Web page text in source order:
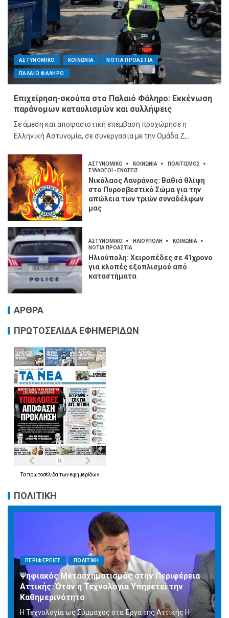
ΑΣΤΥΝΟΜΙΚΟ ΚΟΙΝΩΝΙΑ ΝΟΤΙΑ ΠΡΟΑΣΤΙΑ
ΠΑΛΑΙΟ ΦΑΛΗΡΟ
Επιχείρηση-σκούπα στο Παλαιό Φάληρο: Εκκένωση
παράνομων καταυλισμών και συλλήψεις
Σε άμεση και αποφασιστική επέμβαση προχώρησε η
Ελληνική Αστυνομία, σε συνεργασία με την Ομάδα Ζ,...
ΑΣΤΥΝΟΜΙΚΟ ΚΟΙΝΩΝΙΑ
ΠΟΛΙΤΙΣΜΟΣ
ΣΥΛΛΟΓΟΙ - ΕΝΩΣΕΙΣ
Νικόλαος Λαυράνος: Βαθιά θλίψη
στο Πυροσβεστικό Σώμα για την
απώλεια των τριών συναδέλφων
μας
ΑΣΤΥΝΟΜΙΚΟ ΗΛΙΟΥΠΟΛΗ
ΚΟΙΝΩΝΙΑ
ΝΟΤΙΑ ΠΡΟΑΣΤΙΑ
Ηλιούπολη: Χειροπέδες σε 41χρονο
για κλοπές εξοπλισμού από
καταστήματα
ΑΡΘΡΑ
ΠΡΩΤΟΣΕΛΙΔΑ ΕΦΗΜΕΡΙΔΩΝ
Τα πρωτοσέλιδα τωνεφημερίδων
ΠΟΛΙΤΙΚΗ
ΠΕΡΙΦΕΡΕΙΕΣ ΠΟΛΙΤΙΚΗ
Ψηφιακός Μετασχηματισμός στην Περιφέρεια
Αττικής: Όταν η Τεχνολογία Υπηρετεί την
Καθημερινότητα
Η Τεχνολογία ως Σύμμαχος στα Έργα της Αττικής Η